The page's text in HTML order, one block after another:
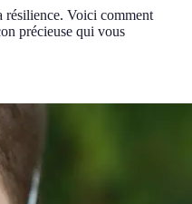
résilience. Voici comment
précieuse qui vous